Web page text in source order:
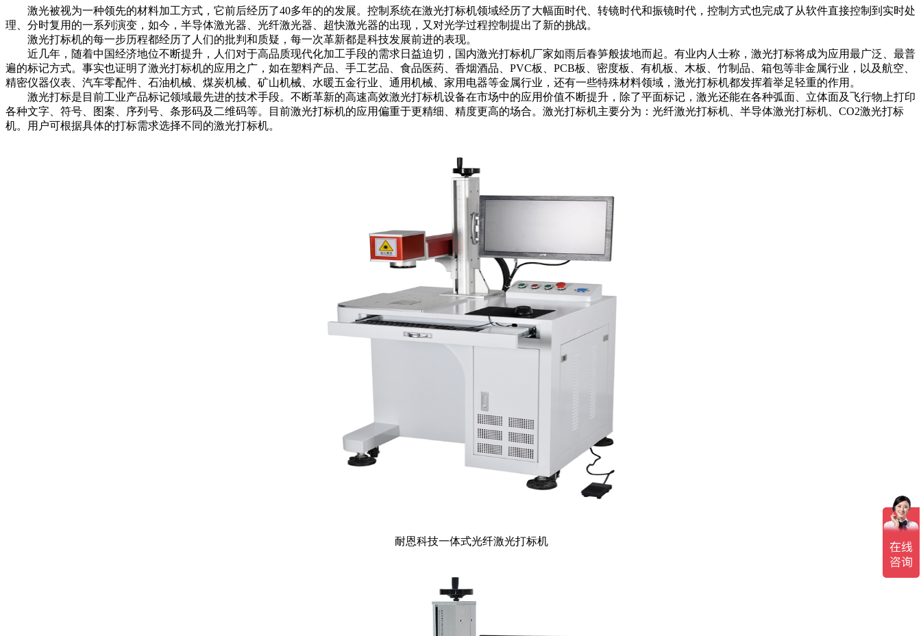
激光被视为一种领先的材料加工方式，它前后经历了40多年的的发展。控制系统在激光打标机领域经历了大幅面时代、转镜时代和振镜时代，控制方式也完成了从软件直接控制到实时处
理、分时复用的一系列演变，如今，半导体激光器、光纤激光器、超快激光器的出现，又对光学过程控制提出了新的挑战。
激光打标机的每一步历程都经历了人们的批判和质疑，每一次革新都是科技发展前进的表现。
近几年，随着中国经济地位不断提升，人们对于高品质现代化加工手段的需求日益迫切，国内激光打标机厂家如雨后春笋般拔地而起。有业内人士称，激光打标将成为应用最广泛、最普
遍的标记方式。事实也证明了激光打标机的应用之广，如在塑料产品、手工艺品、食品医药、香烟酒品、PVC板、PCB板、密度板、有机板、木板、竹制品、箱包等非金属行业，以及航空、
精密仪器仪表、汽车零配件、石油机械、煤炭机械、矿山机械、水暖五金行业、通用机械、家用电器等金属行业，还有一些特殊材料领域，激光打标机都发挥着举足轻重的作用。
激光打标是目前工业产品标记领域最先进的技术手段。不断革新的高速高效激光打标机设备在市场中的应用价值不断提升，除了平面标记，激光还能在各种弧面、立体面及飞行物上打印
各种文字、符号、图案、序列号、条形码及二维码等。目前激光打标机的应用偏重于更精细、精度更高的场合。激光打标机主要分为：光纤激光打标机、半导体激光打标机、CO2激光打标
机。用户可根据具体的打标需求选择不同的激光打标机。
耐恩科技一体式光纤激光打标机